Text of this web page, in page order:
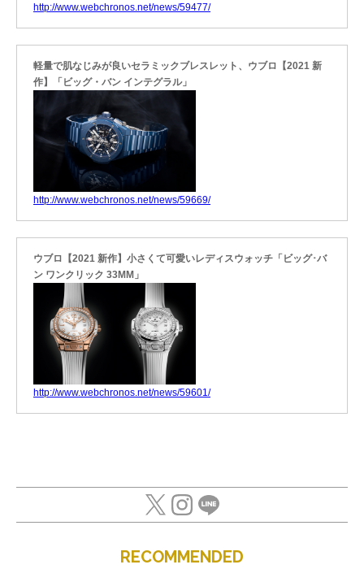
http://www.webchronos.net/news/59477/
軽量で肌なじみが良いセラミックブレスレット、ウブロ【2021 新
作】「ビッグ・バン インテグラル」
http://www.webchronos.net/news/59669/
ウブロ【2021 新作】小さくて可愛いレディスウォッチ「ビッグ･バ
ン ワンクリック 33MM」
http://www.webchronos.net/news/59601/
RECOMMENDED